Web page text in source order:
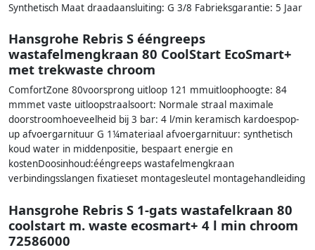
Synthetisch Maat draadaansluiting: G 3/8 Fabrieksgarantie: 5 Jaar
Hansgrohe Rebris S ééngreeps
wastafelmengkraan 80 CoolStart EcoSmart+
met trekwaste chroom
ComfortZone 80voorsprong uitloop 121 mmuitloophoogte: 84
mmmet vaste uitloopstraalsoort: Normale straal maximale
doorstroomhoeveelheid bij 3 bar: 4 l/min keramisch kardoespop-
up afvoergarnituur G 1¼materiaal afvoergarnituur: synthetisch
koud water in middenpositie, bespaart energie en
kostenDoosinhoud:ééngreeps wastafelmengkraan
verbindingsslangen fixatieset montagesleutel montagehandleiding
Hansgrohe Rebris S 1-gats wastafelkraan 80
coolstart m. waste ecosmart+ 4 l min chroom
72586000